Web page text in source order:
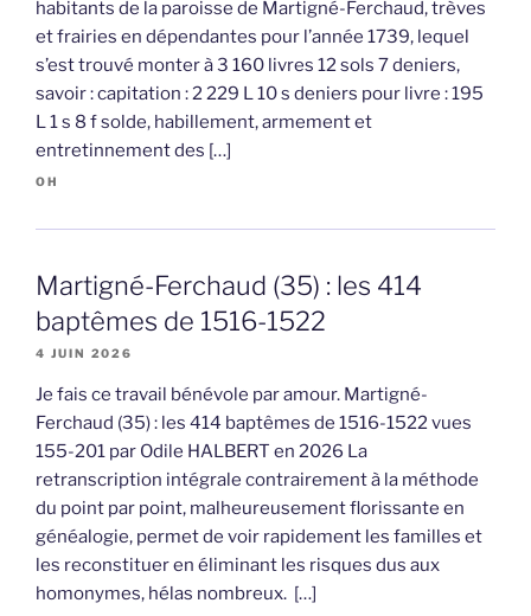
habitants de la paroisse de Martigné-Ferchaud, trèves
et frairies en dépendantes pour l’année 1739, lequel
s’est trouvé monter à 3 160 livres 12 sols 7 deniers,
savoir : capitation : 2 229 L 10 s deniers pour livre : 195
L 1 s 8 f solde, habillement, armement et
entretinnement des […]
OH
Martigné-Ferchaud (35) : les 414
baptêmes de 1516-1522
4 JUIN 2026
Je fais ce travail bénévole par amour. Martigné-
Ferchaud (35) : les 414 baptêmes de 1516-1522 vues
155-201 par Odile HALBERT en 2026 La
retranscription intégrale contrairement à la méthode
du point par point, malheureusement florissante en
généalogie, permet de voir rapidement les familles et
les reconstituer en éliminant les risques dus aux
homonymes, hélas nombreux. […]